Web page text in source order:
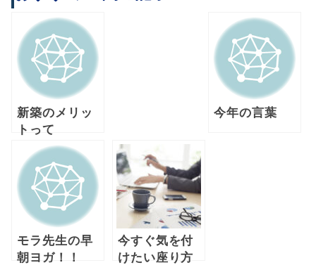
新築のメリッ
トって
今年の言葉
モラ先生の早
朝ヨガ！！
今すぐ気を付
けたい座り方